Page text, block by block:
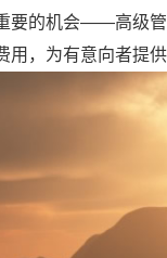
要的机会——高级
，为有意向者提供